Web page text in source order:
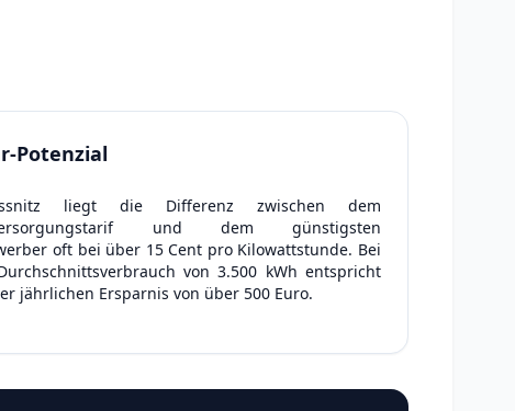
Potenzial
liegt die Differenz zwischen dem
und dem günstigsten
oft bei über 15 Cent pro Kilowattstunde. Bei
von 3.500 kWh entspricht
jährlichen Ersparnis von über 500 Euro.